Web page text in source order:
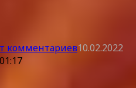
комментариев10.02.2022